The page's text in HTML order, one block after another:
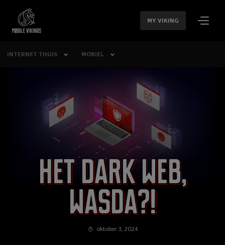
SLA
NAVIGATIE
OVER
MY VIKING
INTERNET THUIS MOBIEL
Het dark web,
wasda?!
oktober 3, 2024